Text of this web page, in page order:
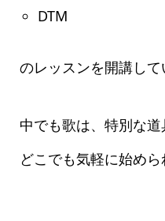
DTM
のレッスンを開講して
中でも歌は、特別な
どこでも気軽に始めら